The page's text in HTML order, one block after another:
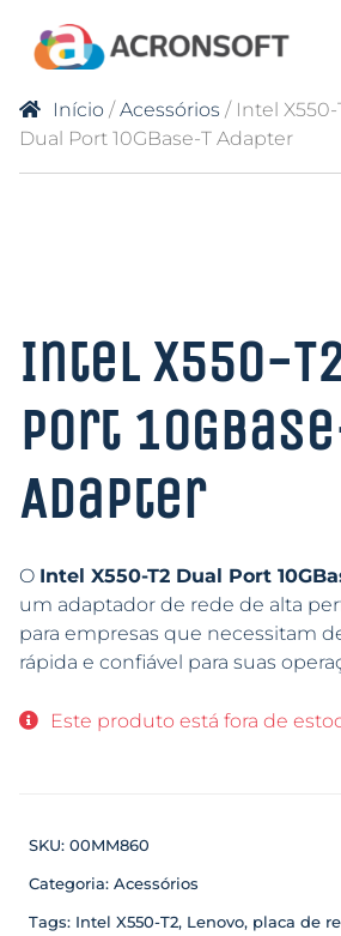
Início /Acessórios / Intel X550-
Dual Port 10GBase-T Adapter
Intel X550-
Port
Adapter
O Intel X550-T2 Dual Port
um adaptador de rede de alta
para empresas que necessitam
rápida e confiável para suas
Este produto está fora de
SKU: 00MM860
Categoria: Acessórios
Tags: Intel X550-T2, Lenovo, placa de